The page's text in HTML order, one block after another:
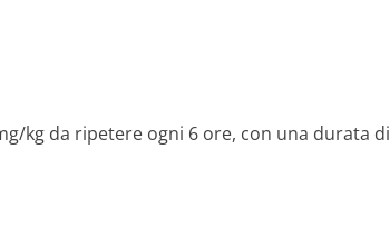
kg da ripetere ogni 6 ore, con una durata di